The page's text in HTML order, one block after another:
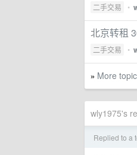
二手交易 •
北京转租
二手交易 •
» More
wly1975's
Replied to a